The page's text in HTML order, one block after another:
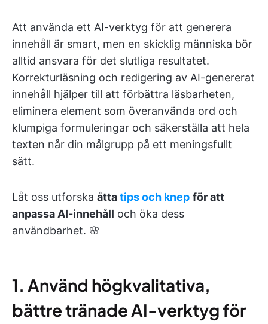
Att använda ett AI-verktyg för att generera
innehåll är smart, men en skicklig människa bör
alltid ansvara för det slutliga resultatet.
Korrekturläsning och redigering av AI-genererat
innehåll hjälper till att förbättra läsbarheten,
eliminera element som överanvända ord och
klumpiga formuleringar och säkerställa att hela
texten når din målgrupp på ett meningsfullt
sätt.
Låt oss utforska åttatipsoch knep för att
anpassa AI-innehåll och öka dess
användbarhet. 🌸
1. Använd högkvalitativa,
bättre tränade AI-verktyg för